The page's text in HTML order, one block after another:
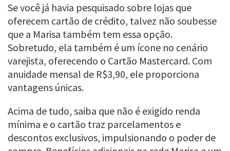
Se você já havia pesquisado sobre lojas que
oferecem cartão de crédito, talvez não soubesse
que a Marisa também tem essa opção.
Sobretudo, ela também é um ícone no cenário
varejista, oferecendo o Cartão Mastercard. Com
anuidade mensal de R$3,90, ele proporciona
vantagens únicas.
Acima de tudo, saiba que não é exigido renda
mínima e o cartão traz parcelamentos e
descontos exclusivos, impulsionando o poder de